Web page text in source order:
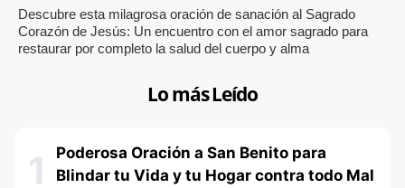
Descubre esta milagrosa oración de sanación al Sagrado
Corazón de Jesús: Un encuentro con el amor sagrado para
restaurar por completo la salud del cuerpo y alma
Lo más Leído
1
Poderosa Oración a San Benito para
Blindar tu Vida y tu Hogar contra todo Mal